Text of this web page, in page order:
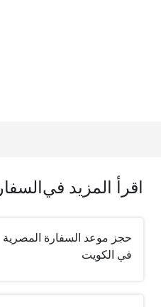
اقرأ المزيد في
حجز موعد السفارة المصرية
في الكويت